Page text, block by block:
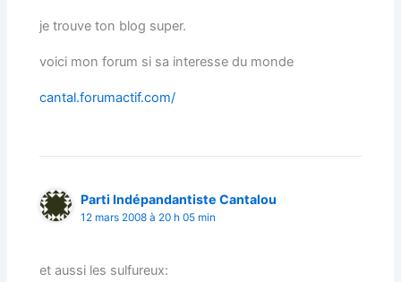
je trouve ton blog super.
voici mon forum si sa interesse du monde
cantal.forumactif.com/
Parti Indépandantiste Cantalou
12 mars 2008 à 20 h 05 min
et aussi les sulfureux: